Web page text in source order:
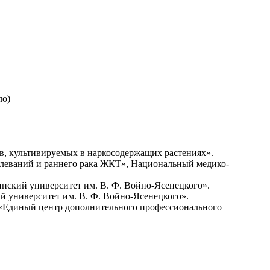
культивируемых в наркосодержащих растениях».
и раннего рака ЖКТ», Национальный медико-
университет им. В. Ф. Войно-Ясенецкого».
университет им. В. Ф. Войно-Ясенецкого».
центр дополнительного профессионального